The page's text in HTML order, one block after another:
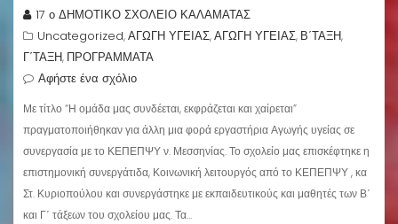
17 ο ΔΗΜΟΤΙΚΟ ΣΧΟΛΕΙΟ ΚΑΛΑΜΑΤΑΣ
Uncategorized,ΑΓΩΓΗ ΥΓΕΙΑΣ,ΑΓΩΓΗ ΥΓΕΙΑΣ, Β΄ΤΑΞΗ,
Γ΄ΤΑΞΗ, ΠΡΟΓΡΑΜΜΑΤΑ
Αφήστε ένα σχόλιο
Με τίτλο “Η ομάδα μας συνδέεται, εκφράζεται και χαίρεται”
πραγματοποιήθηκαν για άλλη μια φορά εργαστήρια Αγωγής υγείας σε
συνεργασία με το ΚΕΠΕΠΨΥ ν. Μεσσηνίας. Το σχολείο μας επισκέφτηκε η
επιστημονική συνεργάτιδα, Κοινωνική λειτουργός από το ΚΕΠΕΠΨΥ , κα
Στ. Κυριοπούλου και συνεργάστηκε με εκπαιδευτικούς και μαθητές των Β΄
και Γ΄ τάξεων του σχολείου μας. Τα…